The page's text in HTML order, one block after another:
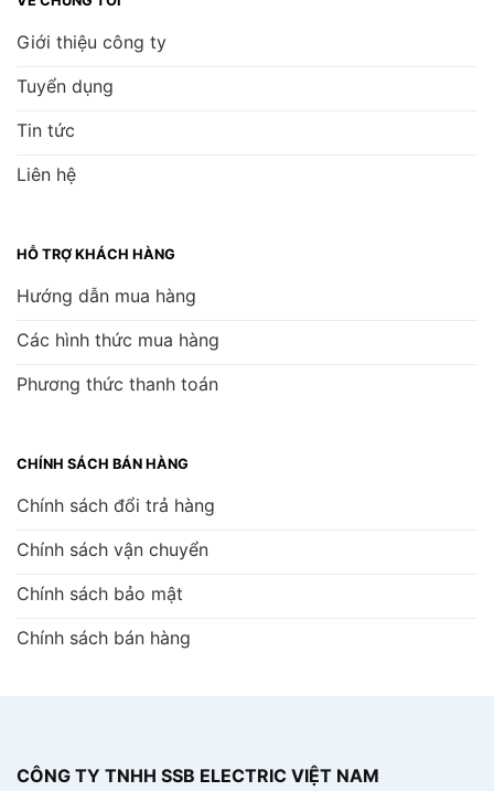
Giới thiệu công ty
Tuyển dụng
Tin tức
Liên hệ
HỖ TRỢ KHÁCH HÀNG
Hướng dẫn mua hàng
Các hình thức mua hàng
Phương thức thanh toán
CHÍNH SÁCH BÁN HÀNG
Chính sách đổi trả hàng
Chính sách vận chuyển
Chính sách bảo mật
Chính sách bán hàng
CÔNG TY TNHH SSB ELECTRIC VIỆT NAM